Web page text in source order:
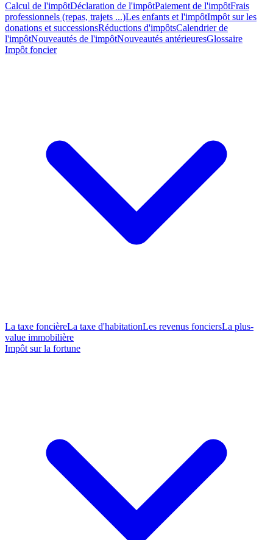
Calcul de l'impôtDéclaration de l'impôtPaiement de l'impôtFrais
professionnels (repas, trajets ...)Les enfants et l'impôtImpôt sur les
donations et successionsRéductions d'impôtsCalendrier de
l'impôtNouveautés de l'impôtNouveautés antérieuresGlossaire
Impôt foncier
La taxe foncièreLa taxe d'habitationLes revenus fonciersLa plus-
value immobilière
Impôt sur la fortune